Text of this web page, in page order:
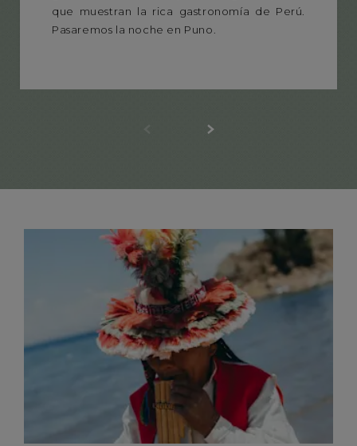
que muestran la rica gastronomía de Perú.
Pasaremos la noche en Puno.